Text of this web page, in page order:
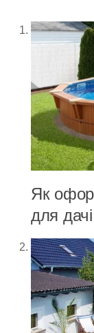
Як
для